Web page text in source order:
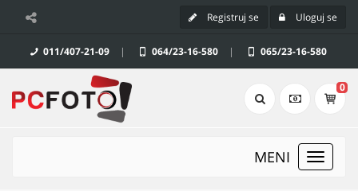
Registruj se Uloguj se
011/407-21-09 | 064/23-16-580 | 065/23-16-580
0
Toggle
MENI